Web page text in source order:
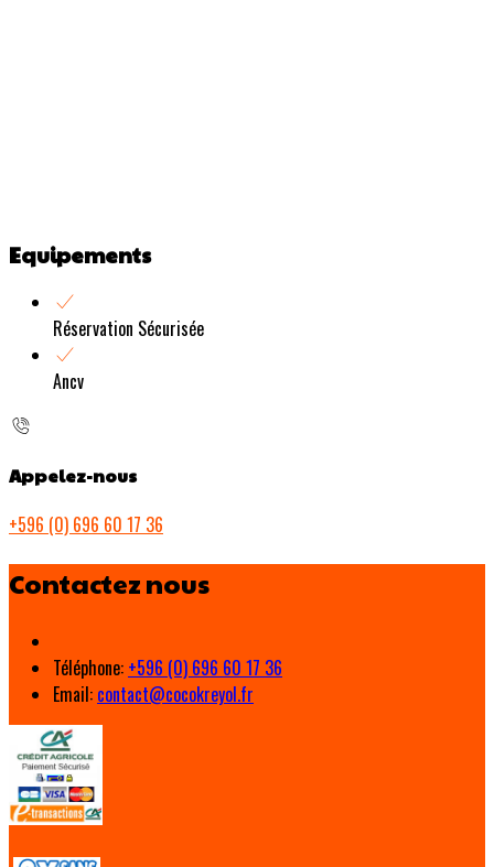
Equipements
Réservation Sécurisée
Ancv
Appelez-nous
+596 (0) 696 60 17 36
Contactez nous
Téléphone: +596 (0) 696 60 17 36
Email: contact@cocokreyol.fr